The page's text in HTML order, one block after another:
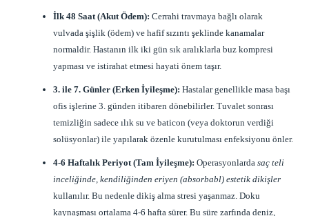
İlk 48 Saat (Akut Ödem): Cerrahi travmaya bağlı olarak
vulvada şişlik (ödem) ve hafif sızıntı şeklinde kanamalar
normaldir. Hastanın ilk iki gün sık aralıklarla buz kompresi
yapması ve istirahat etmesi hayati önem taşır.
3. ile 7. Günler (Erken İyileşme): Hastalar genellikle masa başı
ofis işlerine 3. günden itibaren dönebilirler. Tuvalet sonrası
temizliğin sadece ılık su ve baticon (veya doktorun verdiği
solüsyonlar) ile yapılarak özenle kurutulması enfeksiyonu önler.
4-6 Haftalık Periyot (Tam İyileşme): Operasyonlardasaç teli
inceliğinde, kendiliğinden eriyen (absorbabl) estetik dikişler
kullanılır. Bu nedenle dikiş alma stresi yaşanmaz. Doku
kaynaşması ortalama 4-6 hafta sürer. Bu süre zarfında deniz,